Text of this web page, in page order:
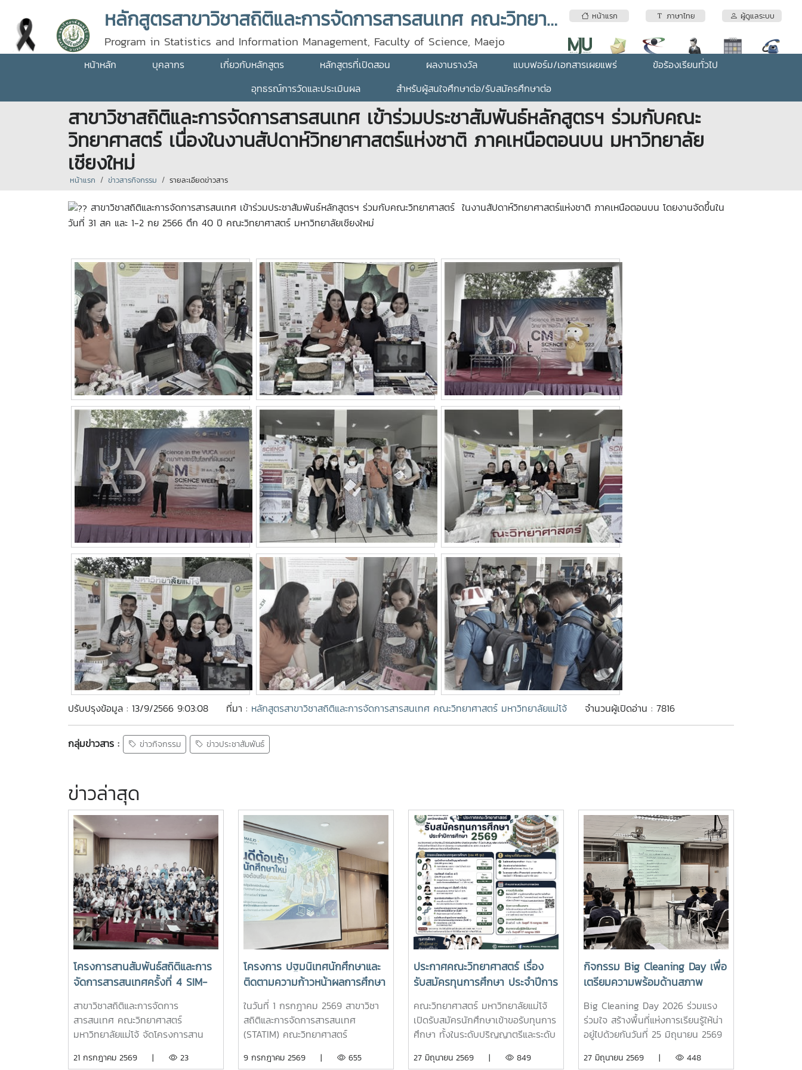
หน้าแรก ภาษาไทย ผู้ดูแลระบบ
หลักสูตรสาขาวิชาสถิติและการจัดการสารสนเทศ คณะวิทยาศาสตร์ มหาวิทยาลัยแม่โจ้
Program in Statistics and Information Management, Faculty of Science, Maejo
University
หน้าหลัก บุคลากร เกี่ยวกับหลักสูตร หลักสูตรที่เปิดสอน ผลงานรางวัล แบบฟอร์ม/เอกสารเผยแพร่
ข้อร้องเรียนทั่วไป
อุทธรณ์การวัดและประเมินผล
สำหรับผู้สนใจศึกษาต่อ/รับสมัครศึกษาต่อ
สาขาวิชาสถิติและการจัดการสารสนเทศ เข้าร่วมประชาสัมพันธ์หลักสูตรฯ ร่วมกับคณะ
วิทยาศาสตร์ เนื่องในงานสัปดาห์วิทยาศาสตร์แห่งชาติ ภาคเหนือตอนบน มหาวิทยาลัย
เชียงใหม่
หน้าแรก ข่าวสารกิจกรรม รายละเอียดข่าวสาร
สาขาวิชาสถิติและการจัดการสารสนเทศ เข้าร่วมประชาสัมพันธ์หลักสูตรฯ ร่วมกับคณะวิทยาศาสตร์ ในงานสัปดาห์วิทยาศาสตร์แห่งชาติ ภาคเหนือตอนบน โดยงานจัดขึ้นใน
วันที่ 31 สค และ 1-2 กย 2566 ตึก 40 ปี คณะวิทยาศาสตร์ มหาวิทยาลัยเชียงใหม่
ปรับปรุงข้อมูล : 13/9/2566 9:03:08 ที่มา : หลักสูตรสาขาวิชาสถิติและการจัดการสารสนเทศ คณะวิทยาศาสตร์ มหาวิทยาลัยแม่โจ้ จำนวนผู้เปิดอ่าน : 7816
กลุ่มข่าวสาร : ข่าวกิจกรรม ข่าวประชาสัมพันธ์
ข่าวล่าสุด
โครงการสานสัมพันธ์สถิติและการ
จัดการสารสนเทศครั้งที่ 4 SIM-
สาขาวิชาสถิติและการจัดการ
สารสนเทศ คณะวิทยาศาสตร์
มหาวิทยาลัยแม่โจ้ จัดโครงการสาน
ครั้งที่ 4 SIM-Day 2026 ในวันเสาร์ที่
21 กรกฎาคม 2569 | 23
โครงการ ปฐมนิเทศนักศึกษาและ
ติดตามความก้าวหน้าผลการศึกษา
ประจำภาคเรียนที่ 1/2569
ในวันที่ 1 กรกฎาคม 2569 สาขาวิชา
สถิติและการจัดการสารสนเทศ
(STATIM) คณะวิทยาศาสตร์
ปฐมนิเทศนักศึกษาและติดตามความ
9 กรกฎาคม 2569 | 655
ประกาศคณะวิทยาศาสตร์ เรื่อง
รับสมัครทุนการศึกษา ประจำปีการ
คณะวิทยาศาสตร์ มหาวิทยาลัยแม่โจ้
เปิดรับสมัครนักศึกษาเข้าขอรับทุนการ
ศึกษา ทั้งในระดับปริญญาตรีและระดับ
มีจิตอาสา มีคุณธรรม ความประพฤติ
27 มิถุนายน 2569 | 849
กิจกรรม Big Cleaning Day เพื่อ
เตรียมความพร้อมด้านสภาพ
แวดล้อมก่อนเปิดภาคเรียนที่ 1 ปี
การศึกษา 2569
Big Cleaning Day 2026 ร่วมแรง
ร่วมใจ สร้างพื้นที่แห่งการเรียนรู้ให้น่า
อยู่ไปด้วยกันวันที่ 25 มิถุนายน 2569
สารสนเทศ คณะวิทยาศาสตร์
27 มิถุนายน 2569 | 448